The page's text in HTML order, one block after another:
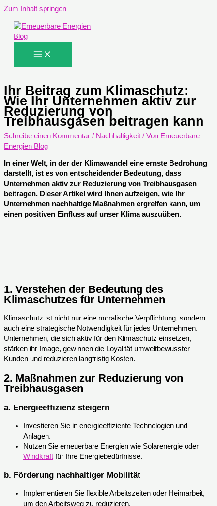
Zum Inhalt springen
Ihr Beitrag zum Klimaschutz:
Wie Ihr Unternehmen aktiv zur
Reduzierung von
Treibhausgasen beitragen kann
Schreibe einen Kommentar / Nachhaltigkeit / Von Erneuerbare
Energien Blog
In einer Welt, in der der Klimawandel eine ernste Bedrohung
darstellt, ist es von entscheidender Bedeutung, dass
Unternehmen aktiv zur Reduzierung von Treibhausgasen
beitragen. Dieser Artikel wird Ihnen aufzeigen, wie Ihr
Unternehmen nachhaltige Maßnahmen ergreifen kann, um
einen positiven Einfluss auf unser Klima auszuüben.
1. Verstehen der Bedeutung des
Klimaschutzes für Unternehmen
Klimaschutz ist nicht nur eine moralische Verpflichtung, sondern
auch eine strategische Notwendigkeit für jedes Unternehmen.
Unternehmen, die sich aktiv für den Klimaschutz einsetzen,
stärken ihr Image, gewinnen die Loyalität umweltbewusster
Kunden und reduzieren langfristig Kosten.
2. Maßnahmen zur Reduzierung von
Treibhausgasen
a. Energieeffizienz steigern
Investieren Sie in energieeffiziente Technologien und
Anlagen.
Nutzen Sie erneuerbare Energien wie Solarenergie oder
Windkraft für Ihre Energiebedürfnisse.
b. Förderung nachhaltiger Mobilität
Implementieren Sie flexible Arbeitszeiten oder Heimarbeit,
um den Arbeitsweg zu reduzieren.